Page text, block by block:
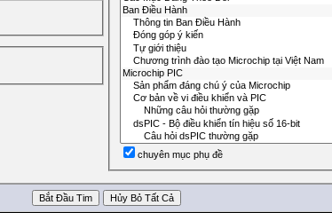
chuyên mục phụ đề